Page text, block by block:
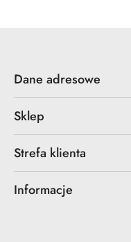
Dane adresowe
Sklep
Strefa klienta
Informacje